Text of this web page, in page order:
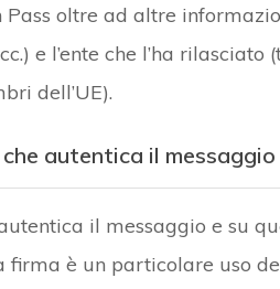
Pass oltre ad altre
e l’ente che l’ha
dell’UE).
autentica il
il messaggio e su
firma è un particolare uso